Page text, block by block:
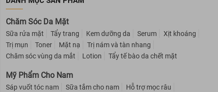
Chăm Sóc Da Mặt
Sữa rửa mặt Tẩy trang Kem dưỡng da Serum
Xịt khoáng
Trị mụn
Toner Mặt nạ
Trị nám và tàn nhang
Chăm sóc vùng da mắt
Lotion Tẩy tế bào da chết mặt
Mỹ Phẩm Cho Nam
Sáp vuốt tóc nam Sữa tắm cho nam
Hỗ trợ mọc râu